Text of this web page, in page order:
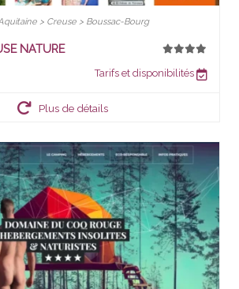
> Creuse > Boussac-Bourg
NATURE
Tarifs et disponibilités
Plus de détails